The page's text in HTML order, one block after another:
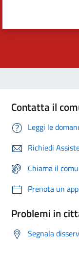
Contatta il
Leggi le
Richiedi
Chiama il
Prenota un
Problemi in
Segnala